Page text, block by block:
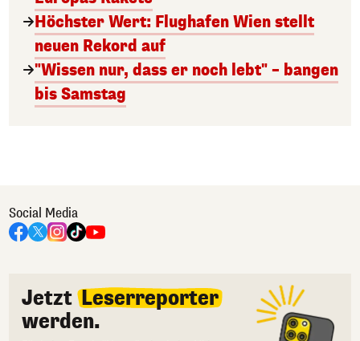
Höchster Wert: Flughafen Wien stellt
neuen Rekord auf
"Wissen nur, dass er noch lebt" – bangen
bis Samstag
Social Media
Jetzt Leserreporter
werden.